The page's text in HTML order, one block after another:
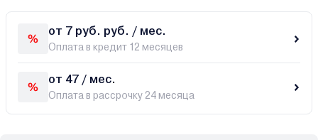
от 7 руб. руб. / мес.
Оплата в кредит 12 месяцев
от 47 / мес.
Оплата в рассрочку 24 месяца